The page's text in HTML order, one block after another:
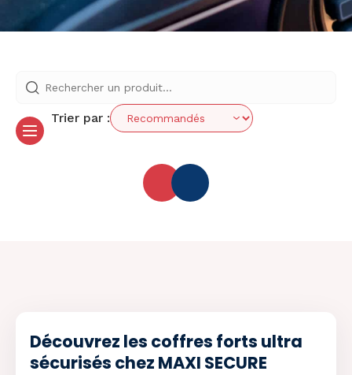
Trier par :
Découvrez les coffres forts ultra
sécurisés chez MAXI SECURE